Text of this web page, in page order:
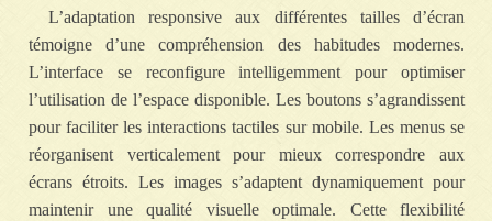
L’adaptation responsive aux différentes tailles d’écran
témoigne d’une compréhension des habitudes modernes.
L’interface se reconfigure intelligemment pour optimiser
l’utilisation de l’espace disponible. Les boutons s’agrandissent
pour faciliter les interactions tactiles sur mobile. Les menus se
réorganisent verticalement pour mieux correspondre aux
écrans étroits. Les images s’adaptent dynamiquement pour
maintenir une qualité visuelle optimale. Cette flexibilité